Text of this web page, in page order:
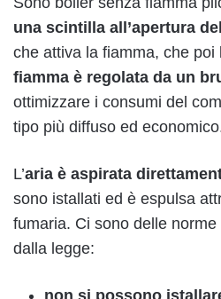
una scintilla all’apertura
che attiva la fiamma, che poi
fiamma è regolata da un
ottimizzare i consumi del
tipo più diffuso ed
L’aria è aspirata
sono istallati ed è espulsa
fumaria. Ci sono delle
dalla legge: